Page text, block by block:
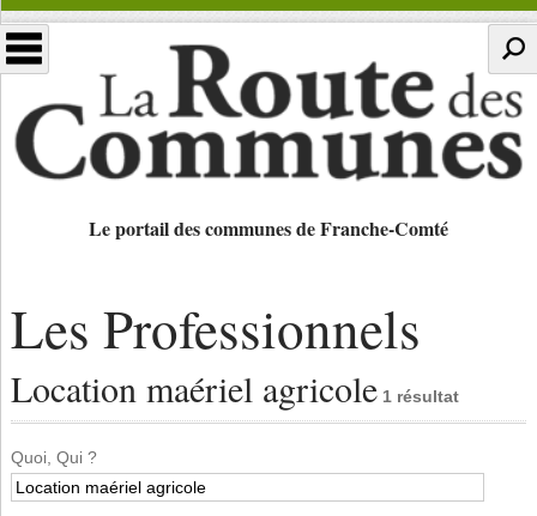
Le portail des communes de Franche-Comté
Les Professionnels
Location maériel agricole 1 résultat
Quoi, Qui ?